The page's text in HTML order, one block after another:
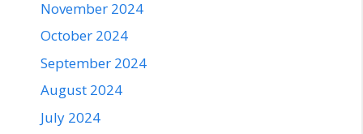
November 2024
October 2024
September 2024
August 2024
July 2024